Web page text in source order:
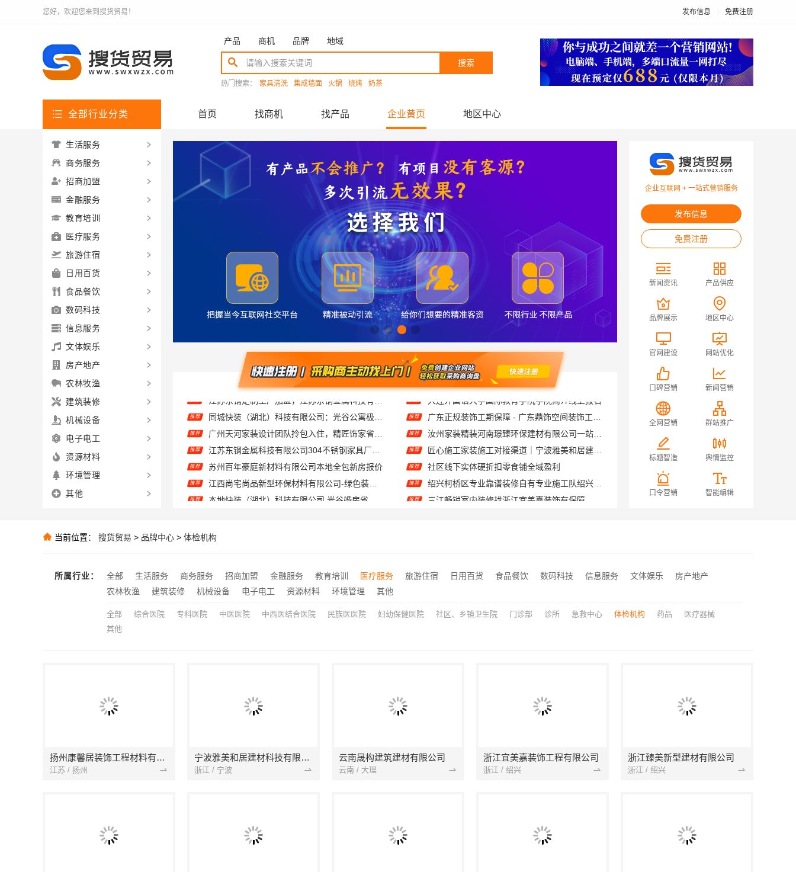
您好，欢迎您来到搜货贸易！ 发布信息 免费注册
产品 商机 品牌 地域
搜索
热门搜索： 家具清洗 集成墙面 火锅 烧烤 奶茶
全部行业分类 首页 找商机 找产品 企业黄页 地区中心
推荐 同城快装（湖北）科技有限公司：光谷公寓极简风科技家装
推荐 广州天河家装设计团队拎包入住，精匠饰家省心之选
推荐 江苏东钢金属科技有限公司304不锈钢家具厂家全国地址一览
推荐 苏州百年豪庭新材料有限公司本地全包新房报价
推荐 江西尚宅尚品新型环保材料有限公司-绿色装修简欧口碑
推荐 本地快装（湖北）科技有限公司 光谷婚房省事装修环保整装服务
推荐
推荐 常州优秀新房装修效果图_常州宜居佳装饰
江苏东钢定制工厂加盟，江苏东钢金属科技有限公司品牌招商中
推荐 广东正规装饰工期保障 - 广东鼎饰空间装饰工程有限公司
推荐 汝州家装精装河南璟臻环保建材有限公司一站式服务
推荐 匠心施工家装施工对接渠道｜宁波雅美和居建材科技
推荐 社区线下实体硬折扣零食铺全域盈利
推荐
推荐 三江畅销室内装修找浙江宜美嘉装饰有保障
推荐 居安天成：西安专业装修平层，免费量房服务
企业互联网 + 一站式营销服务
发布信息
免费注册
新闻资讯 产品供应
品牌展示 地区中心
官网建设 网站优化
口碑营销 新闻营销
全网营销 群站推广
标题智造 舆情监控
口令营销 智能编辑
生活服务
商务服务
招商加盟
金融服务
教育培训
医疗服务
旅游住宿
日用百货
食品餐饮
数码科技
信息服务
文体娱乐
房产地产
农林牧渔
建筑装修
机械设备
电子电工
资源材料
环境管理
其他
当前位置： 搜货贸易 > 品牌中心 > 体检机构
所属行业： 全部 生活服务 商务服务 招商加盟 金融服务 教育培训 医疗服务 旅游住宿 日用百货 食品餐饮 数码科技 信息服务 文体娱乐
房产地产
农林牧渔
建筑装修 机械设备 电子电工 资源材料 环境管理 其他
全部 综合医院 专科医院 中医医院 中西医结合医院 民族医医院 妇幼保健医院 社区、乡镇卫生院 门诊部 诊所 急救中心 体检机构 药品
医疗器械
其他
扬州康馨居装饰工程材料有限公司
江苏 / 扬州
宁波雅美和居建材科技有限公司
浙江 / 宁波
云南晟构建筑建材有限公司
云南 / 大理
浙江宜美嘉装饰工程有限公司
浙江 / 绍兴
浙江臻美新型建材有限公司
浙江 / 绍兴